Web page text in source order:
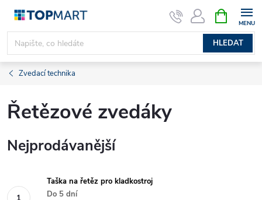
Přejít
obsah
HLEDAT
NÁKUPNÍ
KOŠÍK
Zvedací technika
Řetězové zvedáky
Nejprodávanější
Taška na řetěz pro kladkostroj
Do 5 dní